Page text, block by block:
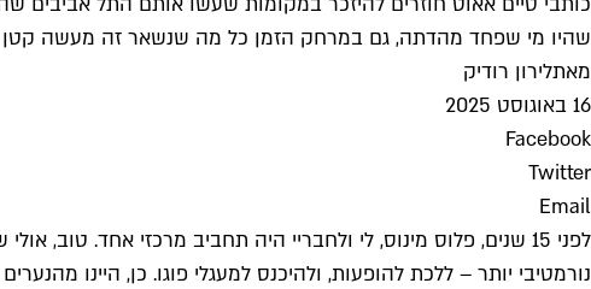
שהיו מי שפחד מהדתה, גם במרחק הזמן כל מה שנשאר זה מעשה
מאתלירון רודיק
16 באוגוסט 2025
Facebook
Twitter
Email
לפני 15 שנים, פלוס מינוס, לי ולחבריי היה תחביב מרכזי אחד.
נורמטיבי יותר – ללכת להופעות, ולהיכנס למעגלי פוגו. כן, היינו